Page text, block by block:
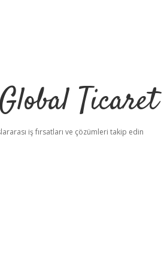
Ticaret
iş fırsatları ve çözümleri takip edin